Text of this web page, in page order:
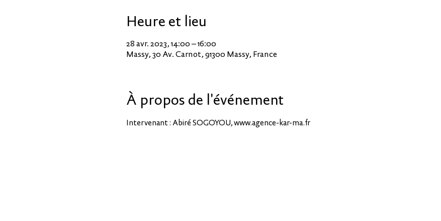
Heure et lieu
28 avr. 2023, 14:00 – 16:00
Massy, 30 Av. Carnot, 91300 Massy, France
À propos de l'événement
Intervenant : Abiré SOGOYOU, www.agence-kar-ma.fr